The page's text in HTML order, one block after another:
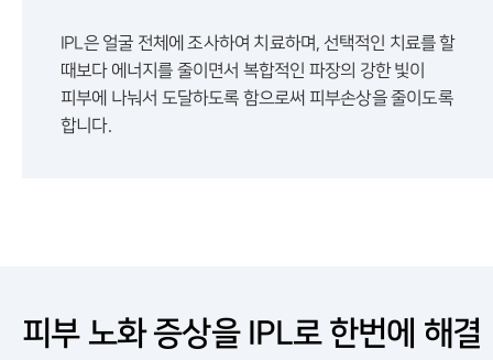
IPL은 얼굴 전체에 조사하여 치료하며, 선택적인 치료를 할
때보다 에너지를 줄이면서 복합적인 파장의 강한 빛이
피부에 나눠서 도달하도록 함으로써 피부손상을 줄이도록
합니다.
피부 노화 증상을 IPL로 한번에 해결